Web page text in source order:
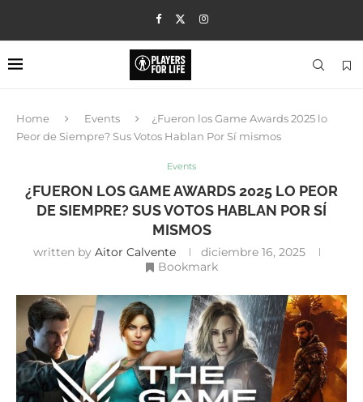
Home Events
¿Fueron los Game Awards 2025 lo
Peor de Siempre? Sus Votos Hablan Por Sí mismos
Events
¿FUERON LOS GAME AWARDS 2025 LO PEOR
DE SIEMPRE? SUS VOTOS HABLAN POR SÍ
MISMOS
written by Aitor Calvente
diciembre 16, 2025
Bookmark